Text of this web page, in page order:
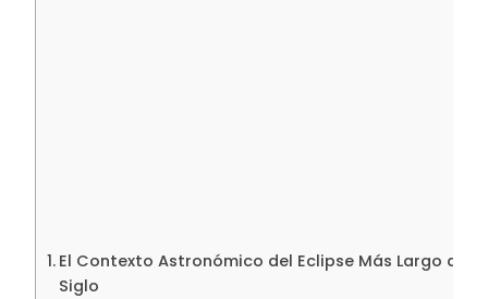
El Contexto Astronómico del Eclipse Más Largo del
Siglo